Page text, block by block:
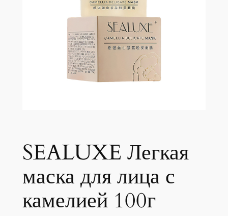
SEALUXE Легкая
маска для лица с
камелией 100г